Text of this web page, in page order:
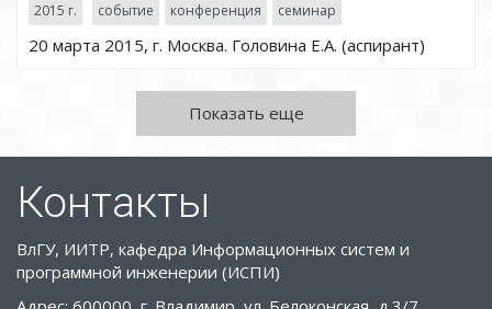
2015 г. событие конференция семинар
20 марта 2015, г. Москва. Головина Е.А. (аспирант)
Показать еще
Контакты
ВлГУ, ИИТР, кафедра Информационных систем и
программной инженерии (ИСПИ)